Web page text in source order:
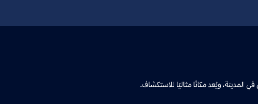
ويُعد مكانًا مثاليًا للاستكشاف.